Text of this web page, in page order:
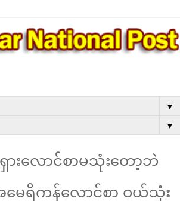
▼
▼
ားလောင်စာမသုံးတော့ဘဲ
မေရိကန်လောင်စာ ဝယ်သုံး